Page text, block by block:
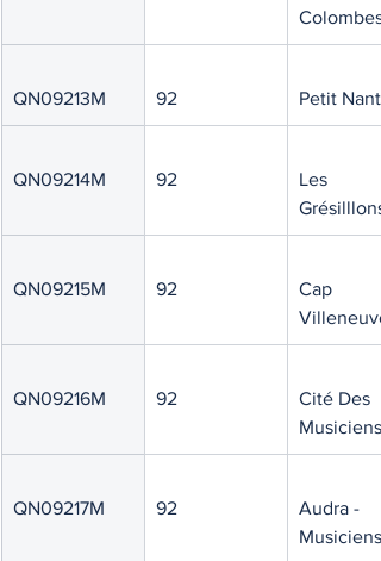
Colombes
QN09213M 92 Petit
QN09214M 92
Les
Grésilllons
QN09215M 92
Cap
Villeneuve
QN09216M 92
Cité Des
Musiciens
QN09217M 92
Audra -
Musiciens